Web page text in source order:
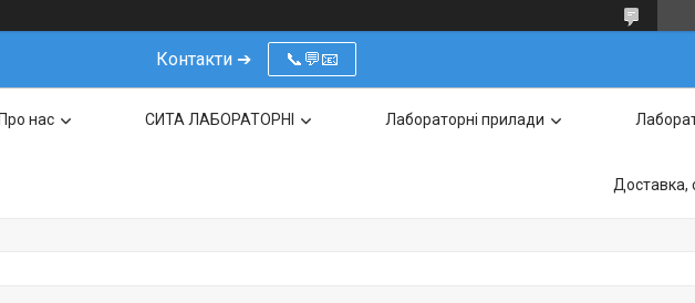
Контакти ➔ 📞💬📧
Про нас СИТА ЛАБОРАТОРНІ Лабораторні прилади
Доставка,